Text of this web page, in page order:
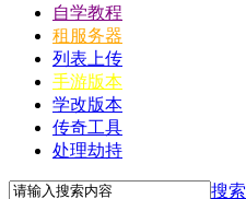
自学教程
租服务器
列表上传
手游版本
学改版本
传奇工具
处理劫持
搜索